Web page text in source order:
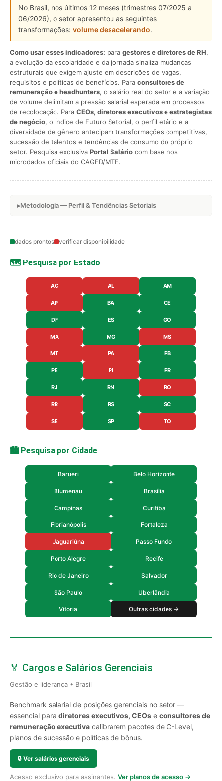
No Brasil, nos últimos 12 meses (trimestres 07/2025 a
06/2026), o setor apresentou as seguintes
transformações: volume desacelerando.
Como usar esses indicadores: para gestores e diretores de RH,
a evolução da escolaridade e da jornada sinaliza mudanças
estruturais que exigem ajuste em descrições de vagas,
requisitos e políticas de benefícios. Para consultores de
remuneração e headhunters, o salário real do setor e a variação
de volume delimitam a pressão salarial esperada em processos
de recolocação. Para CEOs, diretores executivos e estrategistas
de negócio, o Índice de Futuro Setorial, o perfil etário e a
diversidade de gênero antecipam transformações competitivas,
sucessão de talentos e tendências de consumo do próprio
setor. Pesquisa exclusiva Portal Salário com base nos
microdados oficiais do CAGED/MTE.
Metodologia — Perfil & Tendências Setoriais
dados prontos verificar disponibilidade
🗺️ Pesquisa por Estado
AC AL AM
AP BA CE
DF ES GO
MA MG MS
MT PA PB
PE PI PR
RJ RN RO
RR RS SC
SE SP TO
🏙️ Pesquisa por Cidade
Barueri Belo Horizonte
Blumenau Brasília
Campinas Curitiba
Florianópolis Fortaleza
Jaguariúna Passo Fundo
Porto Alegre Recife
Rio de Janeiro Salvador
São Paulo Uberlândia
Vitoria Outras cidades →
🏅 Cargos e Salários Gerenciais
Gestão e liderança • Brasil
Benchmark salarial de posições gerenciais no setor —
essencial para diretores executivos, CEOs e consultores de
remuneração executiva calibrarem pacotes de C-Level,
planos de sucessão e políticas de bônus.
🔒 Ver salários gerenciais
Acesso exclusivo para assinantes. Ver planos de acesso →